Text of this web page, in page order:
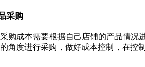
采购
购成本需要根据自己店铺的产品情况
角度进行采购，做好成本控制，在控